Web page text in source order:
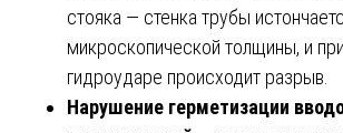
стояка — стенка трубы
микроскопической толщины, и
гидроударе происходит разрыв.
Нарушение герметизации